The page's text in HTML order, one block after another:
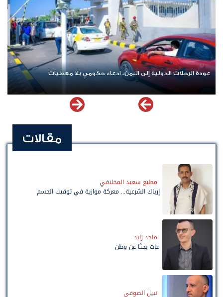
اليمن.. ادعاء حكومي بلا معطيات اشترك الآن في قناة الواتساب
مقالات
مطيع سعيد المخلافي
إرباك الشرعية... معركة موازية في توقيت الحسم
ماجد زايد
مات بحثًا عن وطن
نبيل الصوفي